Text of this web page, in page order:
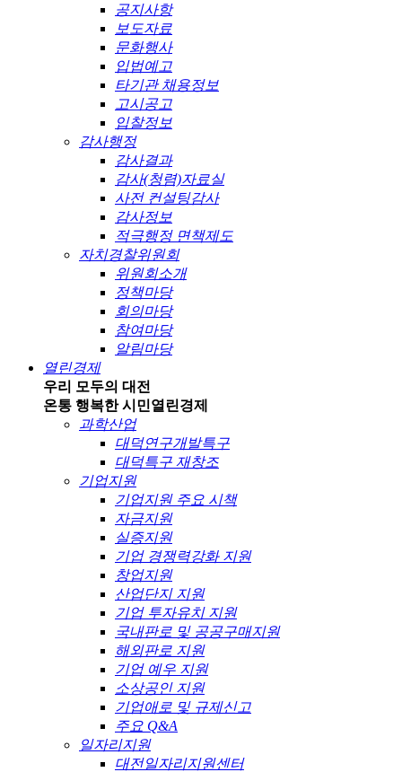
공지사항
보도자료
문화행사
입법예고
타기관 채용정보
고시공고
입찰정보
감사행정
감사결과
감사(청렴)자료실
사전 컨설팅감사
감사정보
적극행정 면책제도
자치경찰위원회
위원회소개
정책마당
회의마당
참여마당
알림마당
열린경제
우리 모두의 대전
온통 행복한 시민열린경제
과학산업
대덕연구개발특구
대덕특구 재창조
기업지원
기업지원 주요 시책
자금지원
실증지원
기업 경쟁력강화 지원
창업지원
산업단지 지원
기업 투자유치 지원
국내판로 및 공공구매지원
해외판로 지원
기업 예우 지원
소상공인 지원
기업애로 및 규제신고
주요 Q&A
일자리지원
대전일자리지원센터